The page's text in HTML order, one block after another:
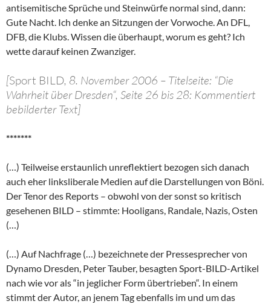
antisemitische Sprüche und Steinwürfe normal sind, dann:
Gute Nacht. Ich denke an Sitzungen der Vorwoche. An DFL,
DFB, die Klubs. Wissen die überhaupt, worum es geht? Ich
wette darauf keinen Zwanziger.
[Sport BILD, 8. November 2006 – Titelseite: “Die
Wahrheit über Dresden“, Seite 26 bis 28: Kommentiert
bebilderter Text]
*******
(…) Teilweise erstaunlich unreflektiert bezogen sich danach
auch eher linksliberale Medien auf die Darstellungen von Böni.
Der Tenor des Reports – obwohl von der sonst so kritisch
gesehenen BILD – stimmte: Hooligans, Randale, Nazis, Osten
(…)
(…) Auf Nachfrage (…) bezeichnete der Pressesprecher von
Dynamo Dresden, Peter Tauber, besagten Sport-BILD-Artikel
nach wie vor als “in jeglicher Form übertrieben“. In einem
stimmt der Autor, an jenem Tag ebenfalls im und um das